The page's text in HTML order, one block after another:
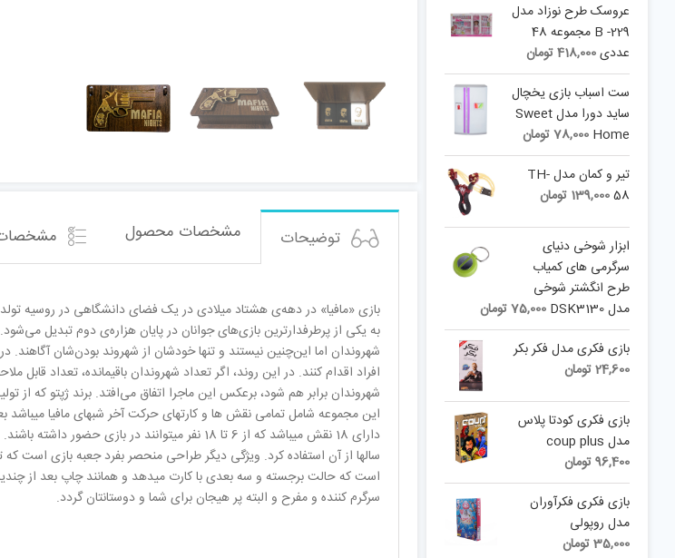
توضیحات مشخصات محصول
بازی «مافیا» در دهه‌ی هشتاد میلادی در یک فضای دانشگاهی در روسیه
به یکی از پرطرفدارترین بازی‌های جوانان در پایان هزاره‌ی دوم تبدیل
شهروندان اما این‌چنین نیستند و تنها خودشان از شهروند بودن‌شان
افراد اقدام کنند. در این روند، اگر تعداد شهروندان باقیمانده، تعداد
شهروندان برابر هم شود، برعکس این ماجرا اتفاق می‌افتد. برند ژپتو که از
این مجموعه شامل تمامی نقش ها و کارتهای حرکت آخر شبهای مافیا
دارای 18 نقش میباشد که از 6 تا 18 نفر
سالها از آن استفاده کرد. ویژگی دیگر طراحی منحصر بفرد جعبه بازی است
است که حالت برجسته و سه بعدی با کارت میدهد و همانند چاپ بعد از
سرگرم کننده و مفرح و البته پر هیجان برای شما و دوستانتان گردد.
عروسک طرح نوزاد مدل
B -229 مجموعه 48
عددی418,000تومان
ست اسباب بازی یخچال
ساید دورا مدل Sweet
Home
78,000تومان
تیر و کمان مدل TH-
58
139,000 تومان
ابزار شوخی دنیای
سرگرمی های کمیاب
طرح انگشتر شوخی
مدل DSK3130
75,000تومان
بازی فکری مدل فکر بکر
24,600تومان
بازی فکری کودتا پلاس
مدل coup plus
96,400تومان
بازی فکری فکرآوران
مدل روپولی
35,000تومان